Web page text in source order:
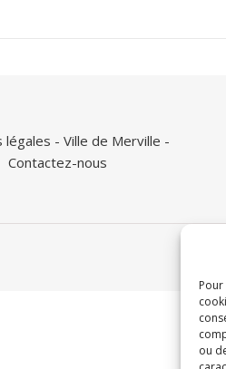
ou
légales - Ville de Merville -
Contactez-nous